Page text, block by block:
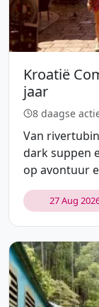
Kroatië
jaar
8 daagse
Van
dark suppen
op avontuur
27 Aug